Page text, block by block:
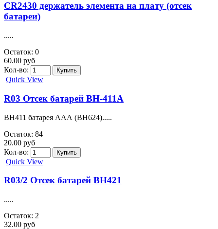
CR2430 держатель элемента на плату (отсек
батареи)
.....
Остаток: 0
60.00 руб
Кол-во:
Quick View
R03 Отсек батарей BH-411A
BH411 батарея ААА (BH624).....
Остаток: 84
20.00 руб
Кол-во:
Quick View
R03/2 Отсек батарей BH421
.....
Остаток: 2
32.00 руб